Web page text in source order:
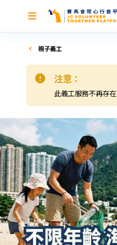
親子義工
注意：
此義工服務不再存在